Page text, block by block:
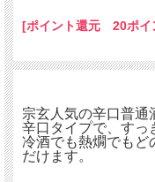
[ポイント還元 20ポイ
宗玄人気の辛口普通
辛口タイプで、すっ
冷酒でも熱燗でもど
だけます。